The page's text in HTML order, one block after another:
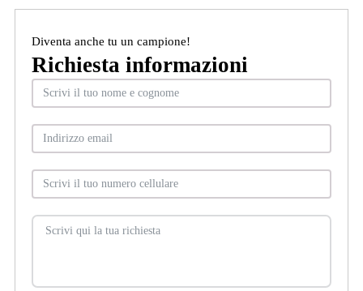
Diventa anche tu un campione!
Richiesta informazioni